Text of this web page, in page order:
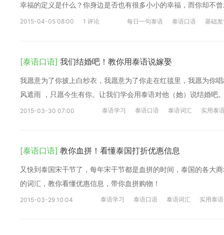
幸福的定义是什么？你身边是否也有很多小小的幸福，而你却不
2015-04-05 08:00 1 评论 每日一句泰语 泰语口语 基础
[泰语口语] 我们结婚吧！教你用泰语说嫁娶
我愿意为了你披上白纱衣，我愿意为了你走在红毯里，我愿为你
风遮雨 ，只愿今生有你。让我们学会用泰语对他（她）说结婚吧
2015-03-30 07:00 泰语学习 泰语口语 泰语词汇 实用泰
[泰语口语] 教你血拼！看懂泰国打折优惠信息
又快到泰国宋干节了，每年宋干节都是血拼的时间，泰国的各大
的词汇，教你看懂优惠信息，带你血拼购物！
2015-03-29 10:04 泰语学习 泰语口语 泰语词汇 实用泰语